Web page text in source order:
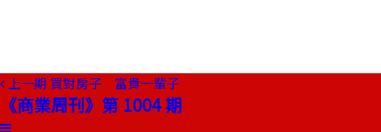
上一期 買對房子 富貴一輩子
《商業周刊》第 1004 期